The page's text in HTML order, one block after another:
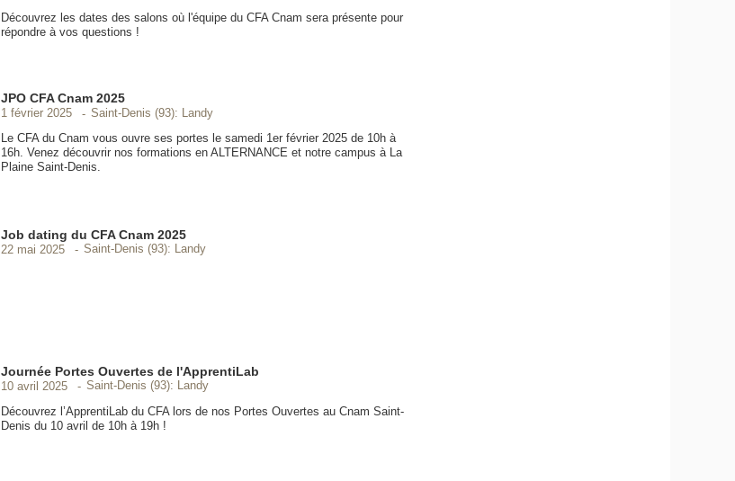
Découvrez les dates des salons où l'équipe du CFA Cnam sera présente pour
répondre à vos questions !
JPO CFA Cnam 2025
1 février 2025
Saint-Denis (93): Landy
Le CFA du Cnam vous ouvre ses portes le samedi 1er février 2025 de 10h à
16h. Venez découvrir nos formations en ALTERNANCE et notre campus à La
Plaine Saint-Denis.
Job dating du CFA Cnam 2025
22 mai 2025 Saint-Denis (93): Landy
Journée Portes Ouvertes de l'ApprentiLab
10 avril 2025
Saint-Denis (93): Landy
Découvrez l’ApprentiLab du CFA lors de nos Portes Ouvertes au Cnam Saint-
Denis du 10 avril de 10h à 19h !